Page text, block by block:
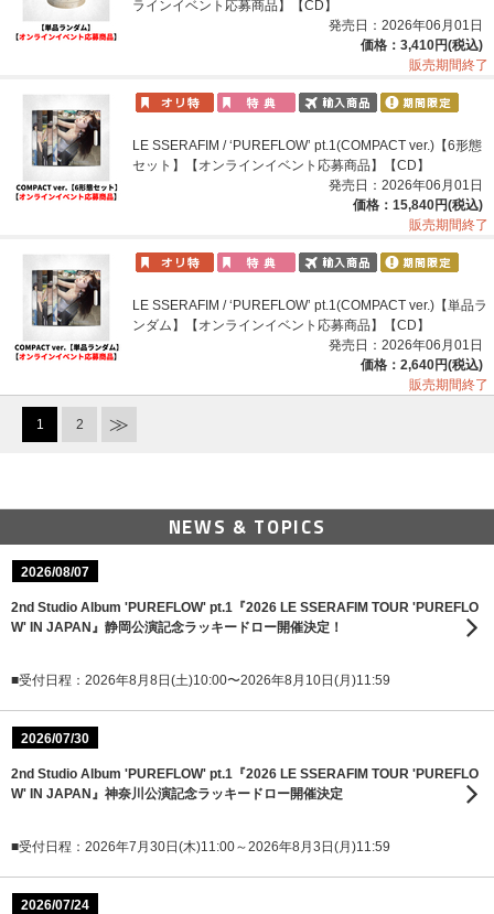
ラインイベント応募商品】【CD】
発売日：2026年06月01日
価格：3,410円(税込)
販売期間終了
LE SSERAFIM / ‘PUREFLOW’ pt.1(COMPACT ver.)【6形態
セット】【オンラインイベント応募商品】【CD】
発売日：2026年06月01日
価格：15,840円(税込)
販売期間終了
LE SSERAFIM / ‘PUREFLOW’ pt.1(COMPACT ver.)【単品ラ
ンダム】【オンラインイベント応募商品】【CD】
発売日：2026年06月01日
価格：2,640円(税込)
販売期間終了
1 2
NEWS & TOPICS
2026/08/07
2nd Studio Album 'PUREFLOW' pt.1『2026 LE SSERAFIM TOUR 'PUREFLO
W' IN JAPAN』静岡公演記念ラッキードロー開催決定！
■受付日程：2026年8月8日(土)10:00〜2026年8月10日(月)11:59
2026/07/30
2nd Studio Album 'PUREFLOW' pt.1『2026 LE SSERAFIM TOUR 'PUREFLO
W' IN JAPAN』神奈川公演記念ラッキードロー開催決定
■受付日程：2026年7月30日(木)11:00～2026年8月3日(月)11:59
2026/07/24